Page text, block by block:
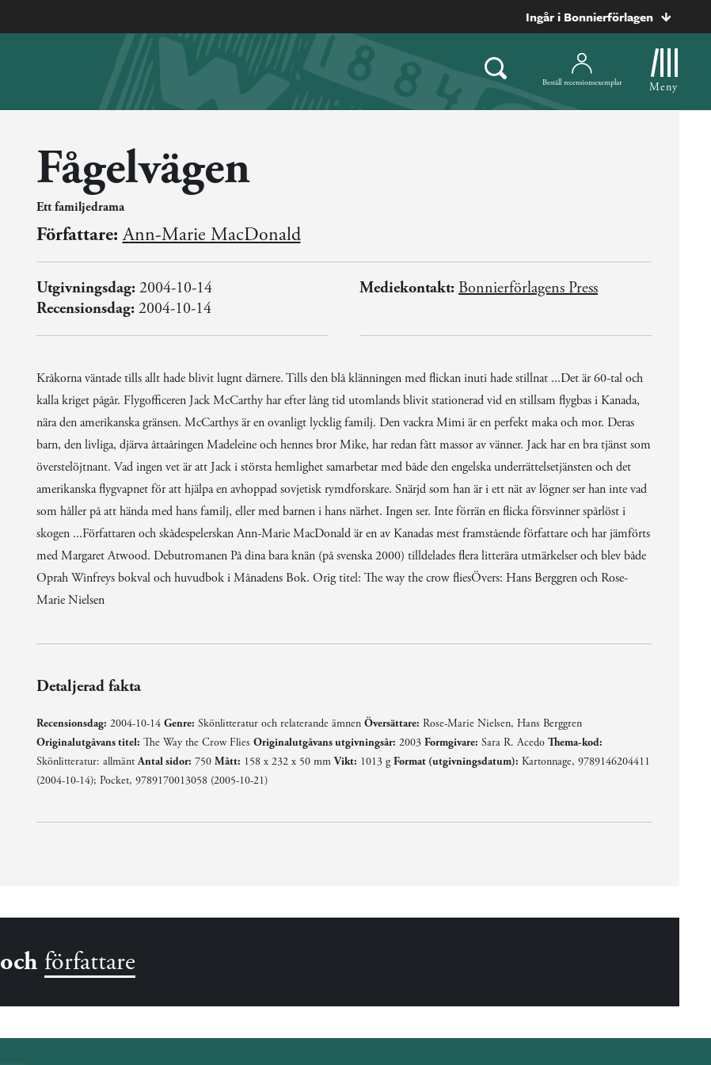
Ingår i Bonnierförlagen
Beställ recensionsexemplar Meny
Fågelvägen
Ett familjedrama
Författare: Ann-Marie MacDonald
Utgivningsdag:2004-10-14
Recensionsdag:2004-10-14
Mediekontakt: Bonnierförlagens Press
Kråkorna väntade tills allt hade blivit lugnt därnere. Tills den blå klänningen med flickan inuti hade stillnat ...Det är 60-tal och
kalla kriget pågår. Flygofficeren Jack McCarthy har efter lång tid utomlands blivit stationerad vid en stillsam flygbas i Kanada,
nära den amerikanska gränsen. McCarthys är en ovanligt lycklig familj. Den vackra Mimi är en perfekt maka och mor. Deras
barn, den livliga, djärva åttaåringen Madeleine och hennes bror Mike, har redan fått massor av vänner. Jack har en bra tjänst som
överstelöjtnant. Vad ingen vet är att Jack i största hemlighet samarbetar med både den engelska underrättelsetjänsten och det
amerikanska flygvapnet för att hjälpa en avhoppad sovjetisk rymdforskare. Snärjd som han är i ett nät av lögner ser han inte vad
som håller på att hända med hans familj, eller med barnen i hans närhet. Ingen ser. Inte förrän en flicka försvinner spårlöst i
skogen ...Författaren och skådespelerskan Ann-Marie MacDonald är en av Kanadas mest framstående författare och har jämförts
med Margaret Atwood. Debutromanen På dina bara knän (på svenska 2000) tilldelades flera litterära utmärkelser och blev både
Oprah Winfreys bokval och huvudbok i Månadens Bok. Orig titel: The way the crow fliesÖvers: Hans Berggren och Rose-
Marie Nielsen
Detaljerad fakta
Recensionsdag: 2004-10-14 Genre: Skönlitteratur och relaterande ämnen Översättare: Rose-Marie Nielsen, Hans Berggren
Originalutgåvans titel: The Way the Crow Flies Originalutgåvans utgivningsår: 2003 Formgivare: Sara R. Acedo Thema-kod:
Skönlitteratur: allmäntAntal sidor: 750 Mått: 158 x 232 x 50 mmVikt: 1013 gFormat (utgivningsdatum): Kartonnage, 9789146204411
(2004-10-14); Pocket, 9789170013058 (2005-10-21)
och författare